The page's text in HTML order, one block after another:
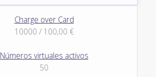
Charge over Card
10000 / 100,00 €
Números virtuales activos
50